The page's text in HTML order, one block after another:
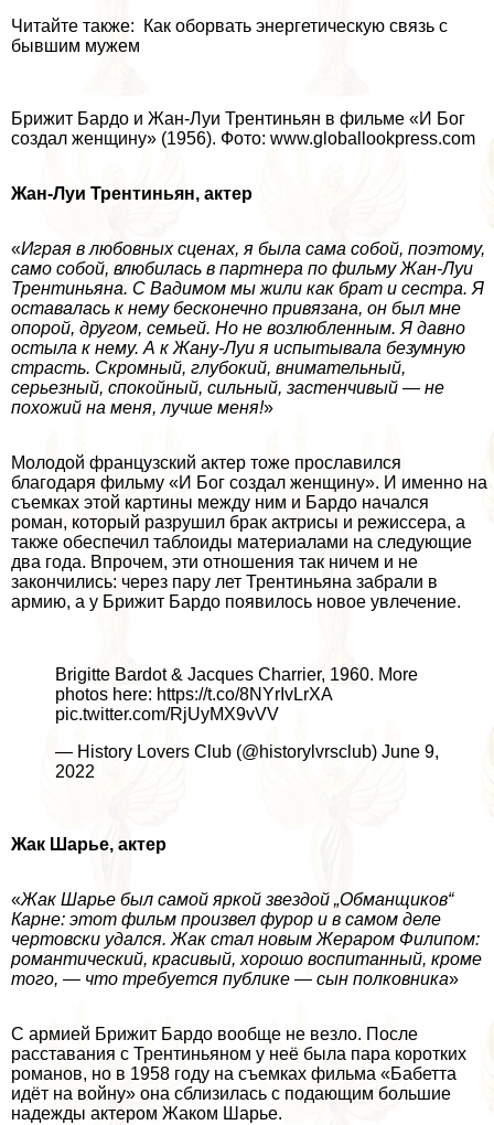
Читайте также: Как оборвать энергетическую связь с
бывшим мужем
Брижит Бардо и Жан-Луи Трентиньян в фильме «И Бог
создал женщину» (1956). Фото: www.globallookpress.com
Жан-Луи Трентиньян, актер
«Играя в любовных сценах, я была сама собой, поэтому,
само собой, влюбилась в партнера по фильму Жан-Луи
Трентиньяна. С Вадимом мы жили как брат и сестра. Я
оставалась к нему бесконечно привязана, он был мне
опорой, другом, семьей. Но не возлюбленным. Я давно
остыла к нему. А к Жану-Луи я испытывала безумную
страсть. Скромный, глубокий, внимательный,
серьезный, спокойный, сильный, застенчивый — не
похожий на меня, лучше меня!»
Молодой французский актер тоже прославился
благодаря фильму «И Бог создал женщину». И именно на
съемках этой картины между ним и Бардо начался
роман, который разрушил бpaк актрисы и режиссера, а
также обеспечил таблоиды материалами на следующие
два года. Впрочем, эти отношения так ничем и не
закончились: через пару лет Трентиньяна забрали в
армию, а у Брижит Бардо появилось новое увлечение.
Brigitte Bardot & Jacques Charrier, 1960. More
photos here: https://t.co/8NYrIvLrXA
pic.twitter.com/RjUyMX9vVV
— History Lovers Club (@historylvrsclub) June 9,
2022
Жак Шарье, актер
«Жак Шарье был самой яркой звездой „Обманщиков“
Карне: этот фильм произвел фурор и в самом деле
чертовски удался. Жак стал новым Жераром Филипом:
романтический, красивый, хорошо воспитанный, кроме
того, — что требуется публике — сын полковника»
С армией Брижит Бардо вообще не везло. После
расставания с Трентиньяном у неё была пара коротких
романов, но в 1958 году на съемках фильма «Бабетта
идёт на войну» она сблизилась с подающим большие
надежды актером Жаком Шарье.